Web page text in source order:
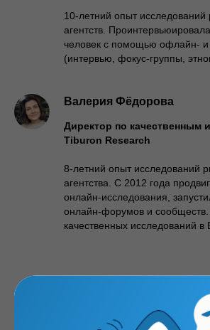
10-летний опыт исследований
агентств.
человек с помощью офлайн-
(интервью, фокус-группы,
Валерия Фёдорова
Директор по качественным
Tiburon Research
8-летний опыт исследований
агентства. С 2012 года
онлайн-исследования,
онлайн-форумов и сообществ.
качественных исследований в